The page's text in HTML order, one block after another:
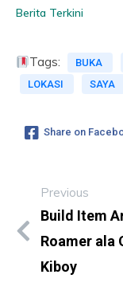
Berita Terkini
Tags: BUKA
LOKASI
SAYA
Share on
Previous
Build Item
Roamer ala
Kiboy